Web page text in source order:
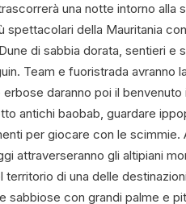
una notte intorno alla
spettacolari della Mauritania
di sabbia dorata, sentieri e
Team e fuoristrada avranno
daranno poi il
antichi baobab, guardare
per giocare con le scimmie.
attraverseranno gli altipiani
di una delle
sabbiose con grandi palme e